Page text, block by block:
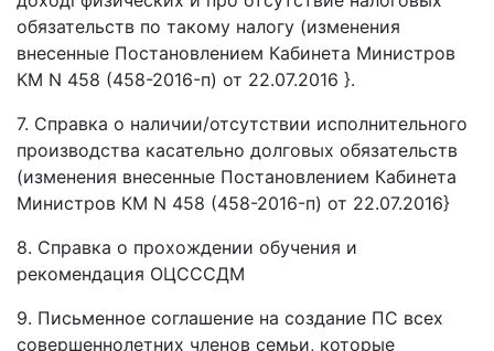
обязательств по такому налогу (изменения
внесенные Постановлением Кабинета Министров
КМ N 458 (458-2016-п) от 22.07.2016 }.
7. Справка о наличии/отсутствии исполнительного
производства касательно долговых обязательств
(изменения внесенные Постановлением Кабинета
Министров КМ N 458 (458-2016-п) от 22.07.2016}
8. Справка о прохождении обучения и
рекомендация ОЦСССДМ
9. Письменное соглашение на создание ПС всех
совершеннолетних членов семьи, которые